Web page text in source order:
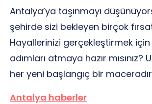
Antalya’ya taşınmayı
şehirde sizi bekleyen birçok
Hayallerinizi gerçekleştirmek
adımları atmaya hazır mısınız?
her yeni başlangıç bir
Antalya haberler